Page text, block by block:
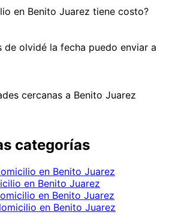
en Benito Juarez tiene costo?
de olvidé la fecha puedo enviar a
cercanas a Benito Juarez
categorías
en Benito Juarez
en Benito Juarez
en Benito Juarez
en Benito Juarez